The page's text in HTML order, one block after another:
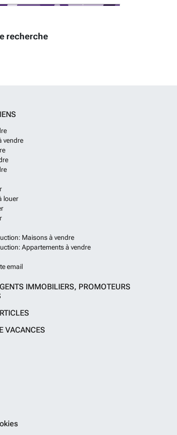
recherche
vendre
louer
Maisons à vendre
Appartements à vendre
email
IMMOBILIERS, PROMOTEURS
VACANCES